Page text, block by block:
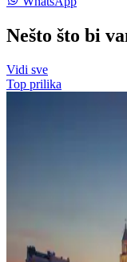
Nešto što bi
Vidi sve
Top prilika